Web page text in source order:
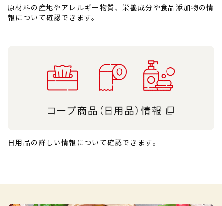
原材料の産地やアレルギー物質、栄養成分や食品添加物の情
報について確認できます。
日用品の詳しい情報について確認できます。